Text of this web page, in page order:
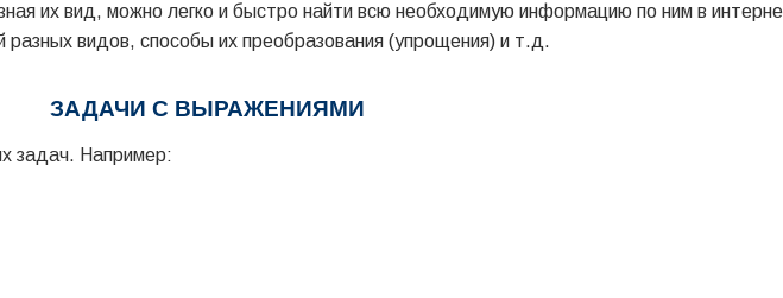
их вид, можно легко и быстро найти всю необходимую информацию по ним в
видов, способы их преобразования (упрощения) и т.д.
ЗАДАЧИ С ВЫРАЖЕНИЯМИ
задач. Например: